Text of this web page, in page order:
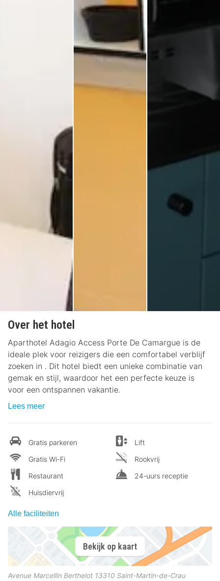
Over het hotel
Aparthotel Adagio Access Porte De Camargue is de
ideale plek voor reizigers die een comfortabel verblijf
zoeken in . Dit hotel biedt een unieke combinatie van
gemak en stijl, waardoor het een perfecte keuze is
voor een ontspannen vakantie.
Lees meer
Gratis parkeren
Gratis Wi-Fi
Restaurant
Huisdiervrij
Lift
Rookvrij
24-uurs receptie
Alle faciliteiten
Bekijk op kaart
Avenue Marcellin Berthelot 13310 Saint-Martin-de-Crau